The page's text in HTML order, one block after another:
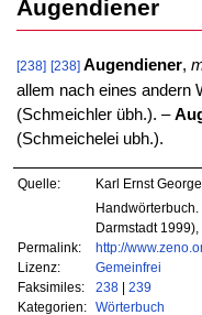
Augendiener
[238] [238]Augendiener,
allem nach eines andern
(Schmeichler übh.). –
(Schmeichelei ubh.).
Quelle:
Karl Ernst
Darmstadt 1999),
Permalink:
http://
Lizenz:
Gemeinfrei
Faksimiles:
238| 239
Kategorien:
Wörterbuch